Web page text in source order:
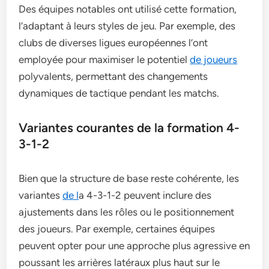
Des équipes notables ont utilisé cette formation,
l’adaptant à leurs styles de jeu. Par exemple, des
clubs de diverses ligues européennes l’ont
employée pour maximiser le potentielde joueurs
polyvalents, permettant des changements
dynamiques de tactique pendant les matchs.
Variantes courantes de la formation 4-
3-1-2
Bien que la structure de base reste cohérente, les
variantesde la 4-3-1-2 peuvent inclure des
ajustements dans les rôles ou le positionnement
des joueurs. Par exemple, certaines équipes
peuvent opter pour une approche plus agressive en
poussant les arrières latéraux plus haut sur le